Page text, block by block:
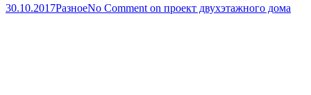
30.10.2017РазноеNo Comment on проект двухэтажного дома